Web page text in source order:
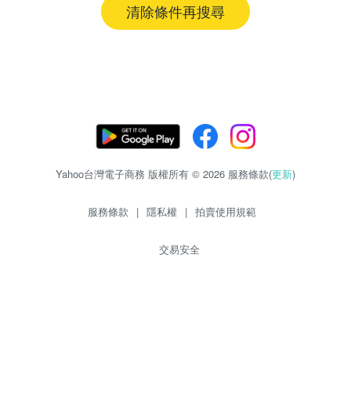
清除條件再搜尋
Yahoo台灣電子商務 版權所有 © 2026 服務條款(更新)
服務條款 | 隱私權 | 拍賣使用規範
交易安全